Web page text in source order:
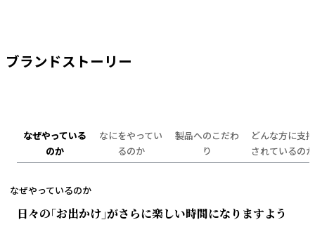
ブランドストーリー
なぜやっている
のか
なにをやってい
るのか
製品へのこだわ
り
どんな方に支持
されているのか
なぜやっているのか
日々の「お出かけ」がさらに楽しい時間になりますよう